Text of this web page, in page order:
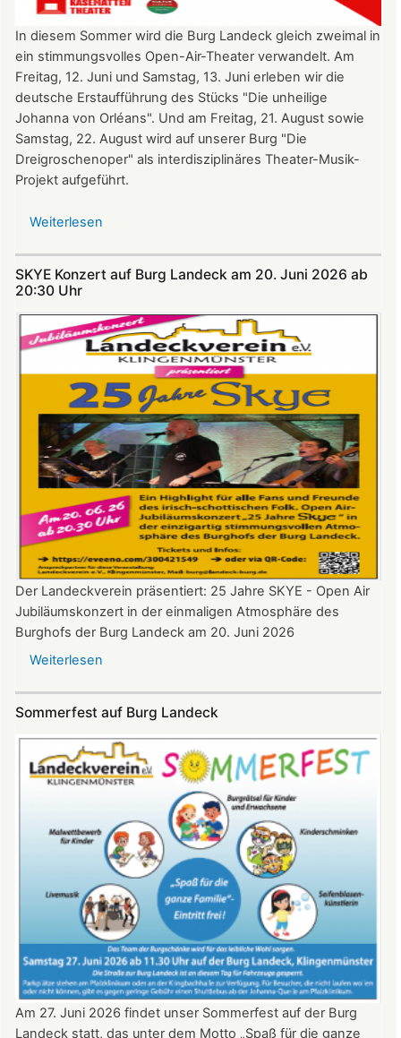
In diesem Sommer wird die Burg Landeck gleich zweimal in
ein stimmungsvolles Open-Air-Theater verwandelt. Am
Freitag, 12. Juni und Samstag, 13. Juni erleben wir die
deutsche Erstaufführung des Stücks "Die unheilige
Johanna von Orléans". Und am Freitag, 21. August sowie
Samstag, 22. August wird auf unserer Burg "Die
Dreigroschenoper" als interdisziplinäres Theater-Musik-
Projekt aufgeführt.
Weiterlesen
Theatersommer
Burg
Landeck
SKYE Konzert auf Burg Landeck am 20. Juni 2026 ab
20:30 Uhr​​​​​​​​​​​​​​
Der Landeckverein präsentiert: 25 Jahre SKYE - Open Air
Jubiläumskonzert in der einmaligen Atmosphäre des
Burghofs der Burg Landeck am 20. Juni 2026
Weiterlesen
auf
Burg
Landeck
am
Juni
2026
ab
20:30
Uhr​​​​​​​​​​​​​​
Sommerfest auf Burg Landeck
Am 27. Juni 2026 findet unser Sommerfest auf der Burg
Landeck statt, das unter dem Motto „Spaß für die ganze